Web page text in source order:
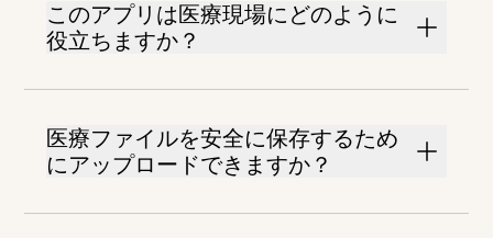
このアプリは医療現場にどのように
役立ちますか？
医療ファイルを安全に保存するため
にアップロードできますか？